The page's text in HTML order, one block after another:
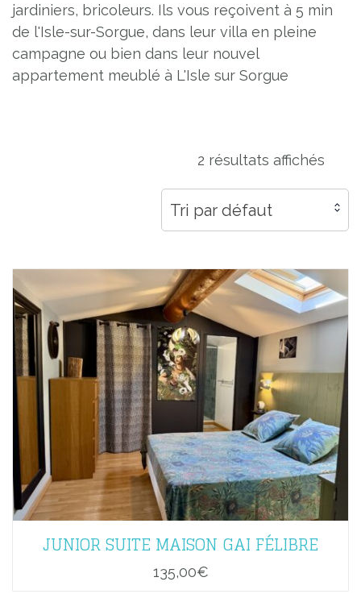
jardiniers, bricoleurs. Ils vous reçoivent à 5 min
de l'Isle-sur-Sorgue, dans leur villa en pleine
campagne ou bien dans leur nouvel
appartement meublé à L'Isle sur Sorgue
2 résultats affichés
Tri par défaut
JUNIOR SUITE MAISON GAI FÉLIBRE
135,00€